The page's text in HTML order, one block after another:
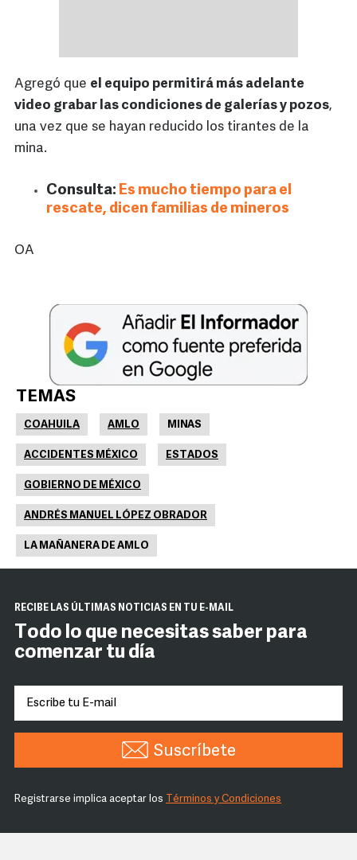
Agregó que el equipo permitirá más adelante
video grabar las condiciones de galerías y pozos,
una vez que se hayan reducido los tirantes de la
mina.
Consulta: Es mucho tiempo para el
rescate, dicen familias de mineros
OA
TEMAS
COAHUILA AMLO MINAS
ACCIDENTES MÉXICO ESTADOS
GOBIERNO DE MÉXICO
ANDRÉS MANUEL LÓPEZ OBRADOR
LA MAÑANERA DE AMLO
RECIBE LAS ÚLTIMAS NOTICIAS EN TU E-MAIL
Todo lo que necesitas saber para
comenzar tu día
Suscríbete
Registrarse implica aceptar los Términos y Condiciones